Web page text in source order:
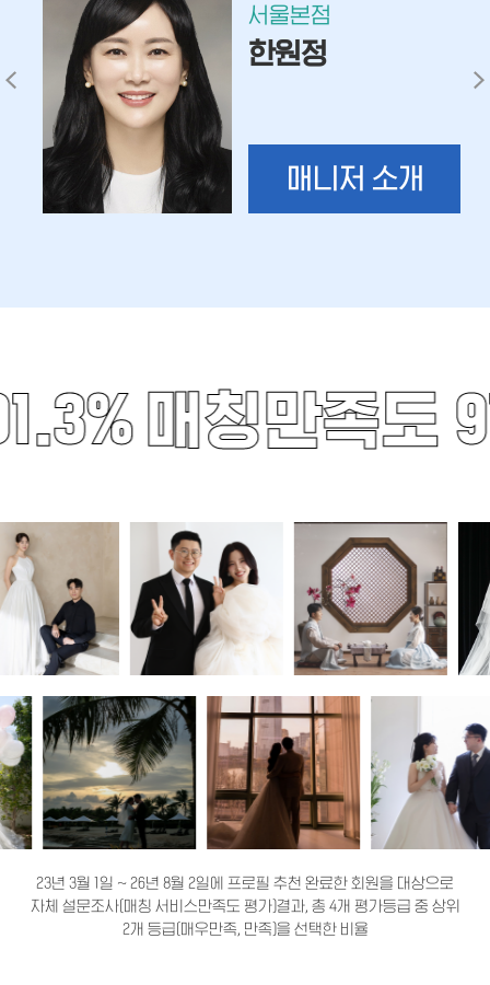
서울본점
박은미
매니저 소개
매칭만족도
23년 3월 1일 ~ 26년 8월 2일에 프로필 추천 완료한 회원을 대상으로
자체 설문조사(매칭 서비스만족도 평가)결과, 총 4개 평가등급 중 상위
2개 등급(매우만족, 만족)을 선택한 비율